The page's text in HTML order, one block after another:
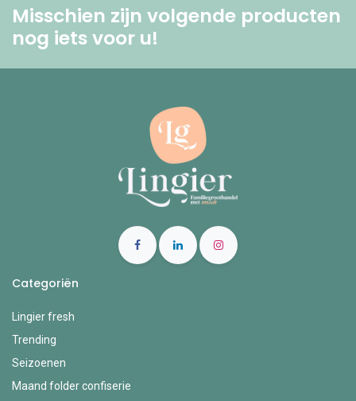
Misschien zijn volgende producten
nog iets voor u! ​
Categoriën
Lingier fresh
Trending
Seizoenen
Maand folder confiserie